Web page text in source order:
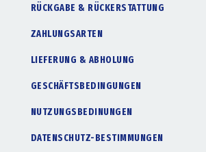
RÜCKGABE & RÜCKERSTATTUNG
ZAHLUNGSARTEN
LIEFERUNG & ABHOLUNG
GESCHÄFTSBEDINGUNGEN
NUTZUNGSBEDINUNGEN
DATENSCHUTZ-BESTIMMUNGEN